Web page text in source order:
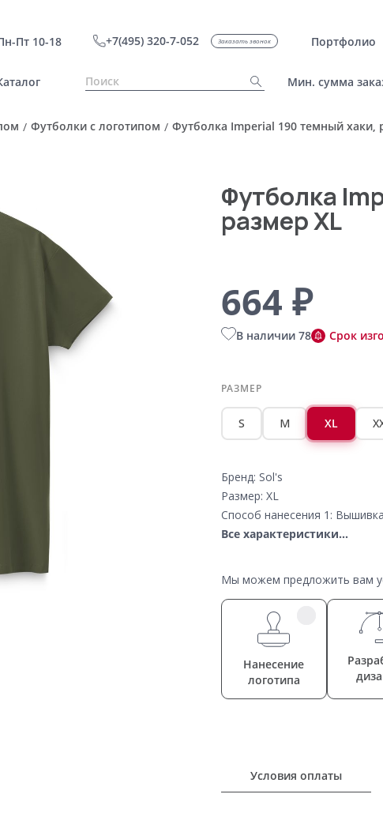
Пт 10-18 +7(495) 320-7-052 Заказать звонок Портфолио
Мин. сумма
/ Футболки с логотипом / Футболка Imperial 190 темный хаки,
Футболка
размер XL
664 ₽
В наличии 78 Срок
РАЗМЕР
S M XL
Бренд: Sol's
Размер: XL
Способ нанесения 1:
Все характеристики...
Мы можем предложить вам
Нанесение
логотипа
Условия оплаты